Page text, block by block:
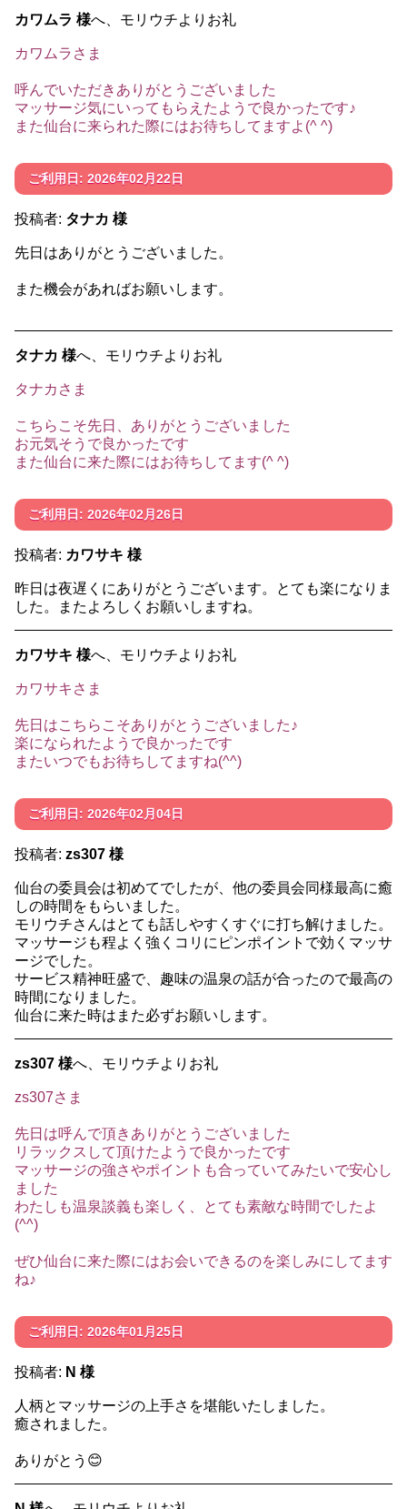
カワムラ 様へ、モリウチよりお礼
カワムラさま
呼んでいただきありがとうございました
マッサージ気にいってもらえたようで良かったです♪
また仙台に来られた際にはお待ちしてますよ(^ ^)
ご利用日: 2026年02月22日
投稿者: タナカ 様
先日はありがとうございました。
また機会があればお願いします。
タナカ 様へ、モリウチよりお礼
タナカさま
こちらこそ先日、ありがとうございました
お元気そうで良かったです
また仙台に来た際にはお待ちしてます(^ ^)
ご利用日: 2026年02月26日
投稿者: カワサキ 様
昨日は夜遅くにありがとうございます。とても楽になりま
した。またよろしくお願いしますね。
カワサキ 様へ、モリウチよりお礼
カワサキさま
先日はこちらこそありがとうございました♪
楽になられたようで良かったです
またいつでもお待ちしてますね(^^)
ご利用日: 2026年02月04日
投稿者: zs307 様
仙台の委員会は初めてでしたが、他の委員会同様最高に癒
しの時間をもらいました。
モリウチさんはとても話しやすくすぐに打ち解けました。
マッサージも程よく強くコリにピンポイントで効くマッサ
ージでした。
サービス精神旺盛で、趣味の温泉の話が合ったので最高の
時間になりました。
仙台に来た時はまた必ずお願いします。
zs307 様へ、モリウチよりお礼
zs307さま
先日は呼んで頂きありがとうございました
リラックスして頂けたようで良かったです
マッサージの強さやポイントも合っていてみたいで安心し
ました
わたしも温泉談義も楽しく、とても素敵な時間でしたよ
(^^)
ぜひ仙台に来た際にはお会いできるのを楽しみにしてます
ね♪
ご利用日: 2026年01月25日
投稿者: N 様
人柄とマッサージの上手さを堪能いたしました。
癒されました。
ありがとう😊